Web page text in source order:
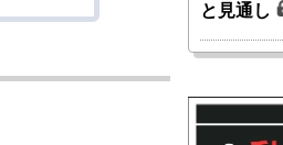
と見通し